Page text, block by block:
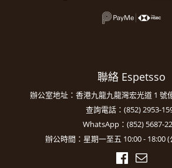
聯絡 Espetsso
辦公室地址：香港九龍九龍灣宏光道 1 號
查詢電話：(852) 2953-
WhatsApp：(852) 5687-
辦公時間：星期一至五 10:00 - 18:00